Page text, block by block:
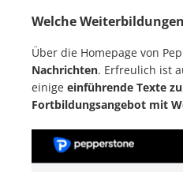
Welche
Über die Homepage von
Nachrichten. Erfreulich ist
einige einführende Texte
Fortbildungsangebot mit